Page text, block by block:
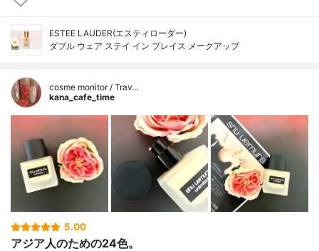
ESTEE LAUDER(エスティローダー)
ダブル ウェア ステイ イン プレイス メークアップ
cosme monitor / Trav…
kana_cafe_time
5.00
アジア人のための24色。